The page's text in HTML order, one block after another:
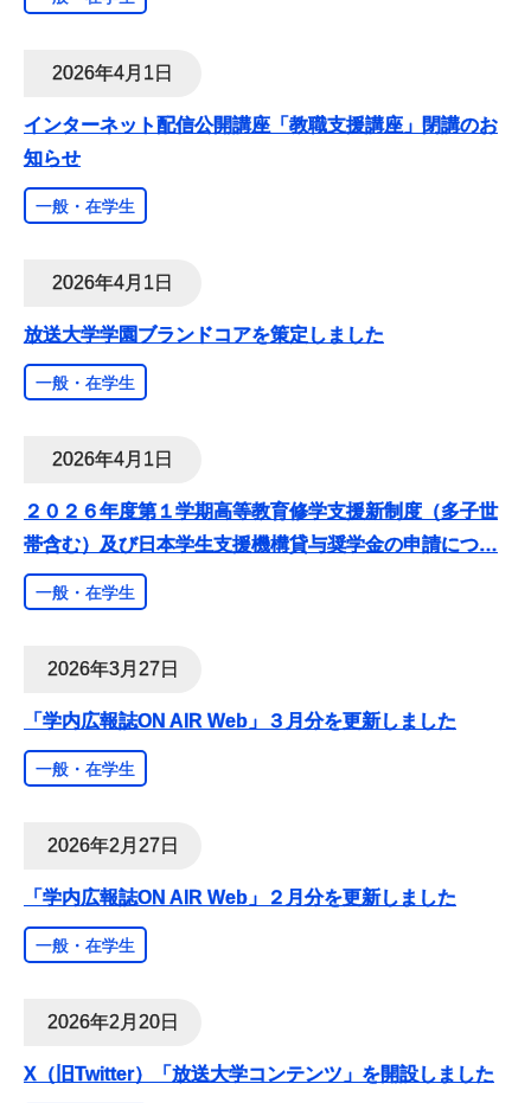
2026年4月1日
インターネット配信公開講座「教職支援講座」閉講のお
知らせ
一般・在学生
2026年4月1日
放送大学学園ブランドコアを策定しました
一般・在学生
2026年4月1日
２０２６年度第１学期高等教育修学支援新制度（多子世
帯含む）及び日本学生支援機構貸与奨学金の申請につ…
一般・在学生
2026年3月27日
「学内広報誌ON AIR Web」３月分を更新しました
一般・在学生
2026年2月27日
「学内広報誌ON AIR Web」２月分を更新しました
一般・在学生
2026年2月20日
X（旧Twitter）「放送大学コンテンツ」を開設しました